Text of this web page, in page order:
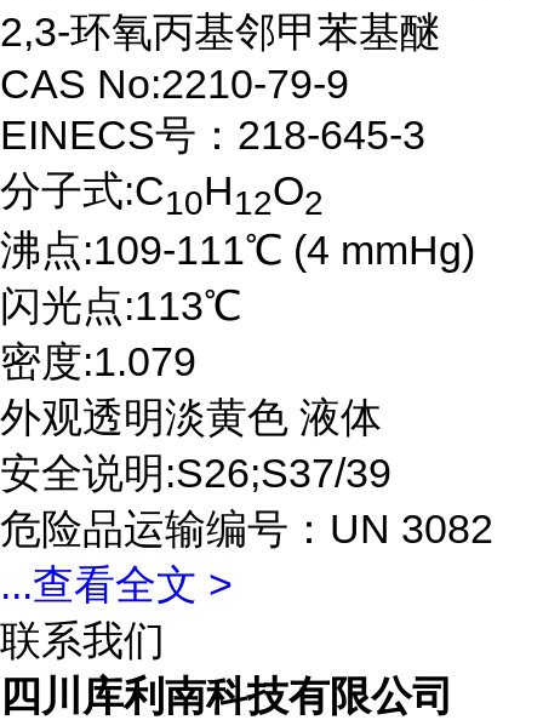
2,3-环氧丙基邻甲苯基醚
CAS No:2210-79-9
EINECS号：218-645-3
分子式:C10H12O2
沸点:109-111℃ (4 mmHg)
闪光点:113℃
密度:1.079
外观透明淡黄色 液体
安全说明:S26;S37/39
危险品运输编号：UN 3082
...查看全文 >
联系我们
四川库利南科技有限公司